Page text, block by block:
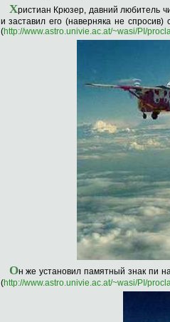
Христиан Крюзер, давний любитель
и заставил его (наверняка не
(http://www.astro.univie.ac.at/~wasi/PI/
Он же установил памятный знак пи
(http://www.astro.univie.ac.at/~wasi/PI/